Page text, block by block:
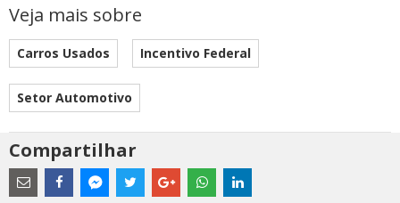
Veja mais sobre
Carros Usados Incentivo Federal
Setor Automotivo
Compartilhar
Estes
são
links